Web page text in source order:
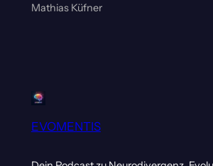
Mathias Küfner
EVOMENTIS